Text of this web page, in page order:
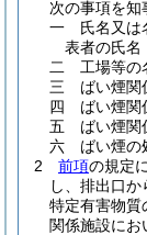
次の事項を知
一
氏名又は
表者の氏名
二
工場等の
三
ばい煙関
四
ばい煙関
五
ばい煙関
六
ばい煙の
2
前項の規定
し、排出口
特定有害物質
関係施設にお